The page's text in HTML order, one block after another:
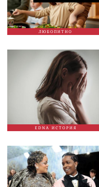
ЛЮБОПИТНО
EDNA ИСТОРИЯ